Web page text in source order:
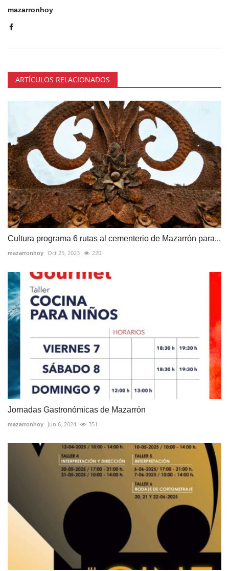
mazarronhoy
ARTÍCULOS RELACIONADOS
Cultura programa 6 rutas al cementerio de Mazarrón para...
mazarronhoy Oct 25, 2023 220
Jornadas Gastronómicas de Mazarrón
mazarronhoy Jun 6, 2024 351